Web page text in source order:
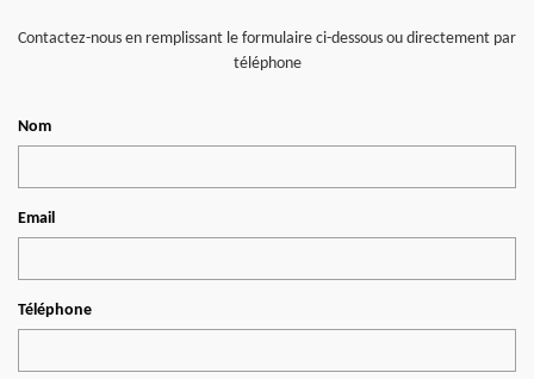
Contactez-nous en remplissant le formulaire ci-dessous ou directement par
téléphone
Nom
Email
Téléphone